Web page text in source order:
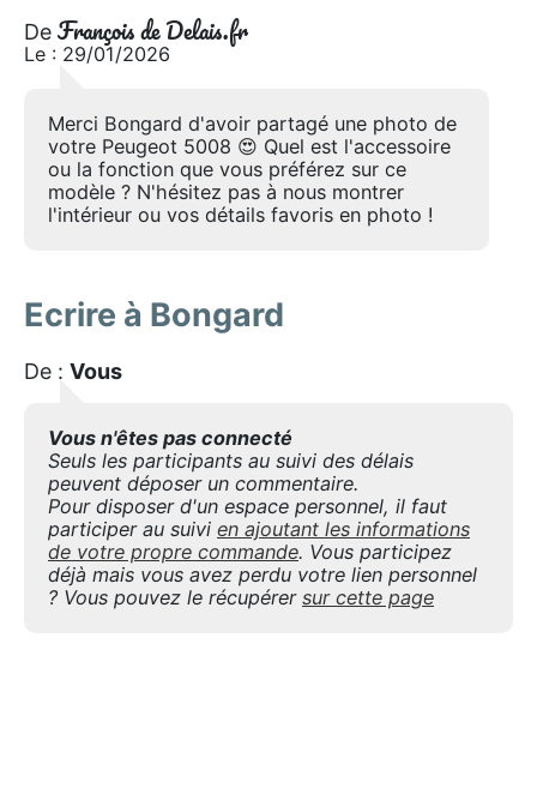
De François de Delais.fr
Le : 29/01/2026
Merci Bongard d'avoir partagé une photo de
votre Peugeot 5008 😍 Quel est l'accessoire
ou la fonction que vous préférez sur ce
modèle ? N'hésitez pas à nous montrer
l'intérieur ou vos détails favoris en photo !
Ecrire à Bongard
De : Vous
Vous n'êtes pas connecté
Seuls les participants au suivi des délais
peuvent déposer un commentaire.
Pour disposer d'un espace personnel, il faut
participer au suivi en ajoutant les informations
de votre propre commande. Vous participez
déjà mais vous avez perdu votre lien personnel
? Vous pouvez le récupérer sur cette page